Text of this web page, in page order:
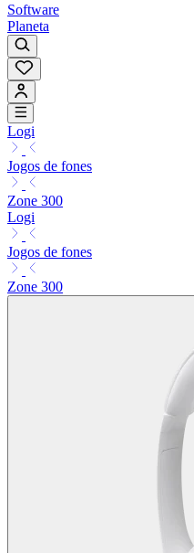
Software
Planeta
Logi
Jogos de fones
Zone 300
Logi
Jogos de fones
Zone 300